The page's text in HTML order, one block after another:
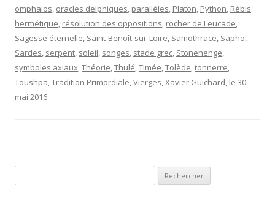
omphalos, oracles delphiques, parallèles, Platon, Python, Rébis
hermétique, résolution des oppositions, rocher de Leucade,
Sagesse éternelle, Saint-Benoît-sur-Loire, Samothrace, Sapho,
Sardes, serpent, soleil, songes, stade grec, Stonehenge,
symboles axiaux,Théorie,Thulé,Timée,Tolède,tonnerre,
Toushpa,Tradition Primordiale,Vierges,Xavier Guichard, le 30
mai 2016 .